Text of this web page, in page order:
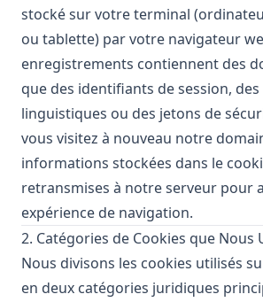
stocké sur votre terminal
ou tablette) par votre navigateur
enregistrements contiennent des
que des identifiants de session,
linguistiques ou des jetons de
vous visitez à nouveau notre
informations stockées dans le
retransmises à notre serveur pour
expérience de navigation.
2. Catégories de Cookies que Nous
Nous divisons les cookies utilisés
en deux catégories juridiques